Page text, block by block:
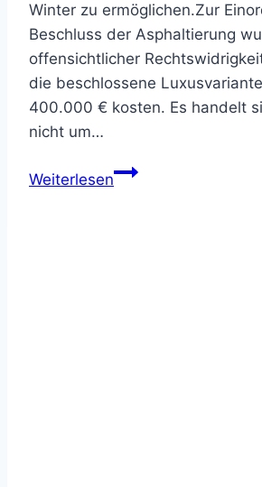
Winter zu ermöglichen.Zur
Beschluss der Asphaltierung
offensichtlicher
die beschlossene
400.000 € kosten. Es handelt
nicht um…
WeiterlesenM-